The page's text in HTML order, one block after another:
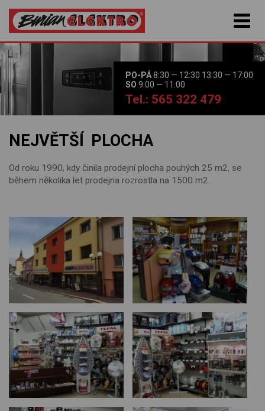
PO-PÁ8:30 — 12:30 13:30 — 17:00
SO 9:00 — 11:00
Tel.: 565 322 479
NEJVĚTŠÍ PLOCHA
Od roku 1990, kdy činila prodejní plocha pouhých 25 m2, se
během několika let prodejna rozrostla na 1500 m2.